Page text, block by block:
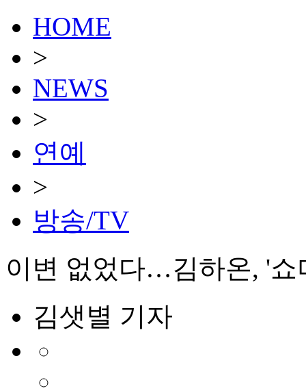
HOME
>
NEWS
>
연예
>
방송/TV
이변 없었다…김하온, '쇼
김샛별 기자